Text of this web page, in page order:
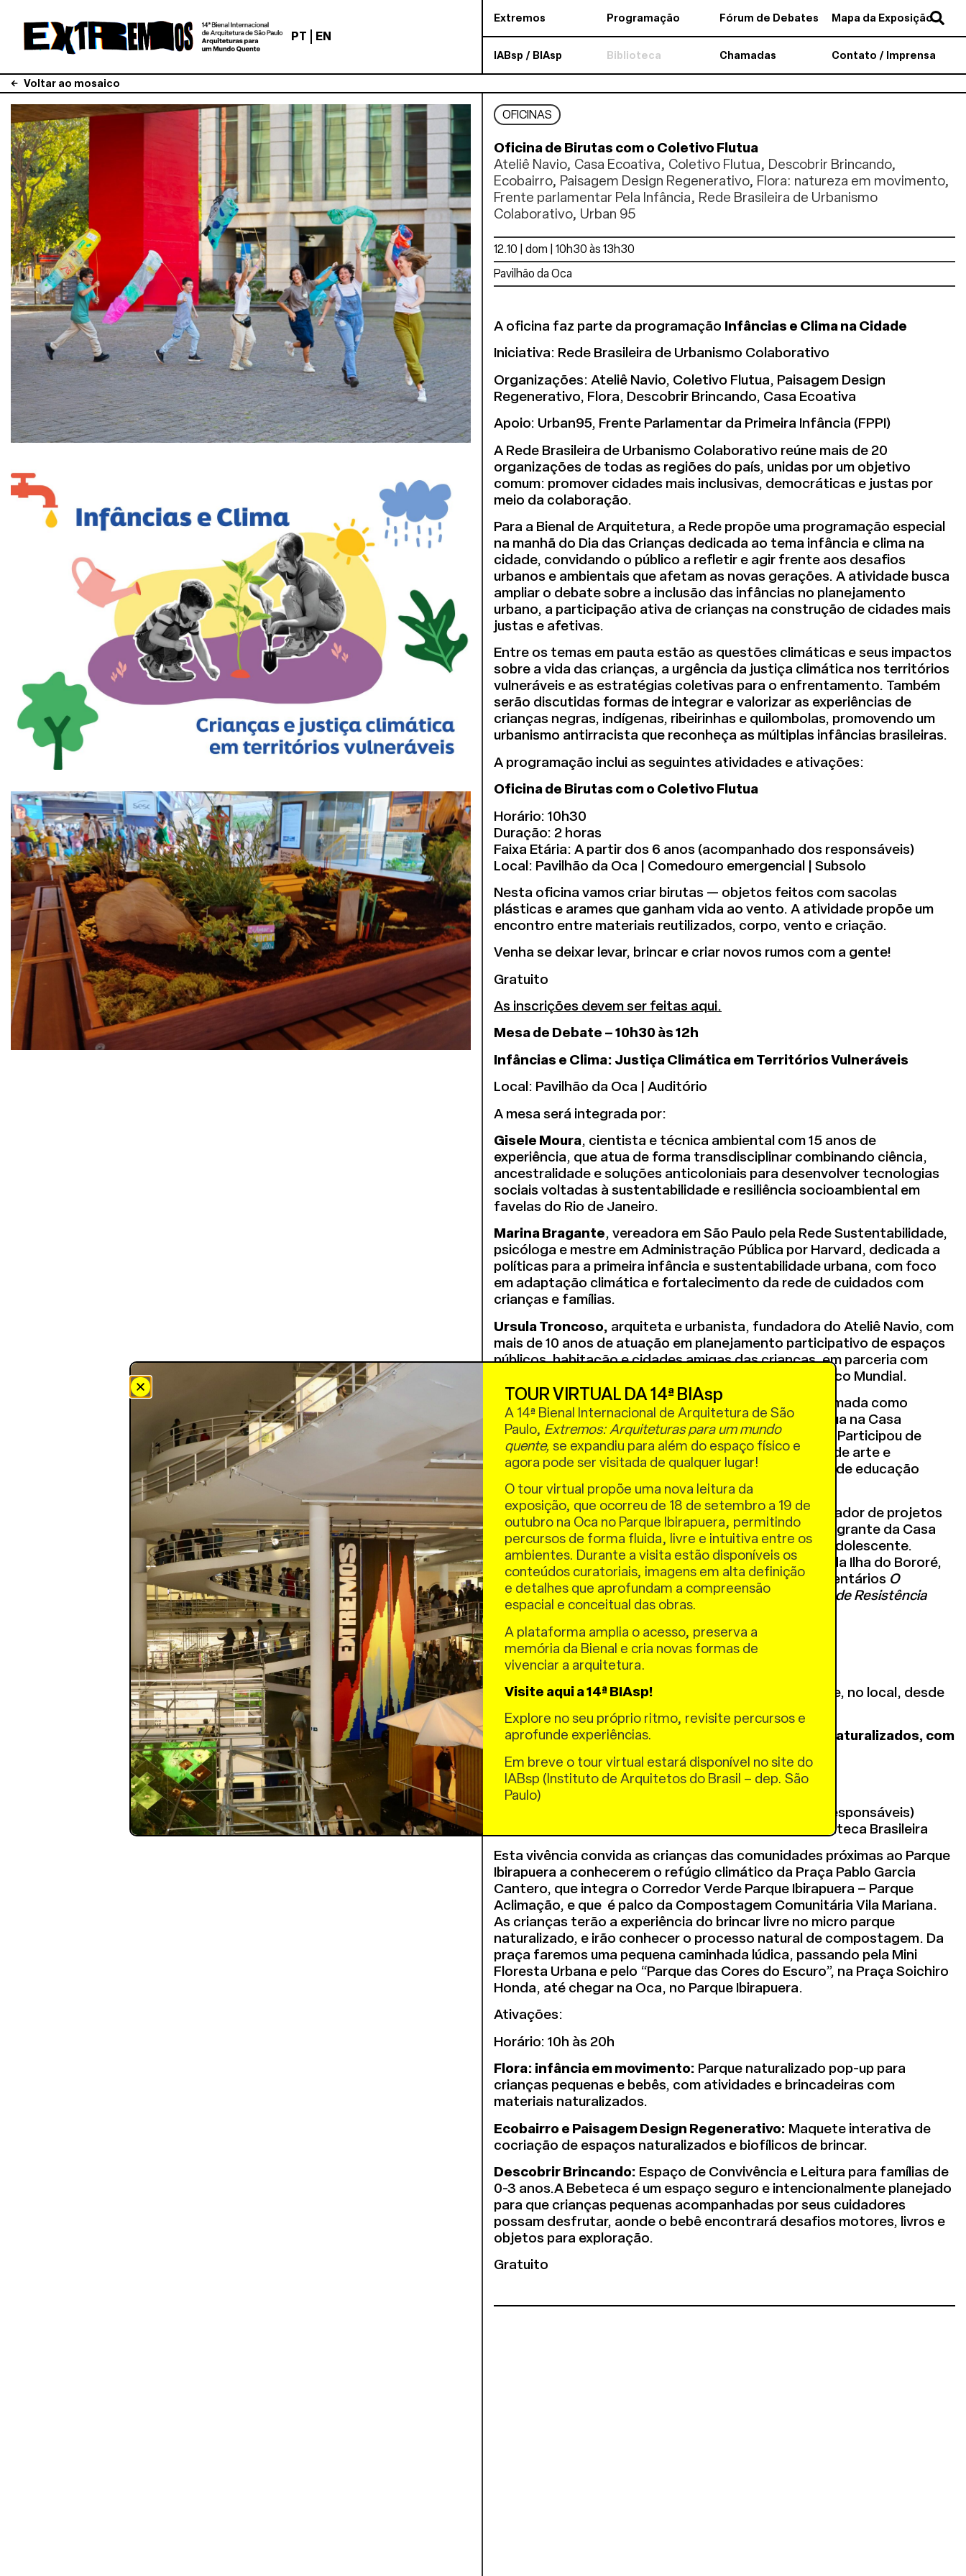
PT EN
Extremos Programação Fórum de Debates Mapa da Exposição
IABsp / BIAsp Biblioteca Chamadas Contato / Imprensa
Voltar ao mosaico
OFICINAS
Oficina de Birutas com o Coletivo Flutua
Ateliê Navio, Casa Ecoativa, Coletivo Flutua, Descobrir Brincando,
Ecobairro, Paisagem Design Regenerativo, Flora: natureza em movimento,
Frente parlamentar Pela Infância, Rede Brasileira de Urbanismo
Colaborativo, Urban 95
12.10 | dom | 10h30 às 13h30
Pavilhão da Oca
A oficina faz parte da programação Infâncias e Clima na Cidade
Iniciativa: Rede Brasileira de Urbanismo Colaborativo
Organizações: Ateliê Navio, Coletivo Flutua, Paisagem Design
Regenerativo, Flora, Descobrir Brincando, Casa Ecoativa
Apoio: Urban95, Frente Parlamentar da Primeira Infância (FPPI)
A Rede Brasileira de Urbanismo Colaborativo reúne mais de 20
organizações de todas as regiões do país, unidas por um objetivo
comum: promover cidades mais inclusivas, democráticas e justas por
meio da colaboração.
Para a Bienal de Arquitetura, a Rede propõe uma programação especial
na manhã do Dia das Crianças dedicada ao tema infância e clima na
cidade, convidando o público a refletir e agir frente aos desafios
urbanos e ambientais que afetam as novas gerações. A atividade busca
ampliar o debate sobre a inclusão das infâncias no planejamento
urbano, a participação ativa de crianças na construção de cidades mais
justas e afetivas.
Entre os temas em pauta estão as questões climáticas e seus impactos
sobre a vida das crianças, a urgência da justiça climática nos territórios
vulneráveis e as estratégias coletivas para o enfrentamento. Também
serão discutidas formas de integrar e valorizar as experiências de
crianças negras, indígenas, ribeirinhas e quilombolas, promovendo um
urbanismo antirracista que reconheça as múltiplas infâncias brasileiras.
A programação inclui as seguintes atividades e ativações:
Oficina de Birutas com o Coletivo Flutua
Horário: 10h30
Duração: 2 horas
Faixa Etária: A partir dos 6 anos (acompanhado dos responsáveis)
Local: Pavilhão da Oca | Comedouro emergencial | Subsolo
Nesta oficina vamos criar birutas — objetos feitos com sacolas
plásticas e arames que ganham vida ao vento. A atividade propõe um
encontro entre materiais reutilizados, corpo, vento e criação.
Venha se deixar levar, brincar e criar novos rumos com a gente!
Gratuito
As inscrições devem ser feitas aqui.
Mesa de Debate – 10h30 às 12h
Infâncias e Clima: Justiça Climática em Territórios Vulneráveis
Local: Pavilhão da Oca | Auditório
A mesa será integrada por:
Gisele Moura, cientista e técnica ambiental com 15 anos de
experiência, que atua de forma transdisciplinar combinando ciência,
ancestralidade e soluções anticoloniais para desenvolver tecnologias
sociais voltadas à sustentabilidade e resiliência socioambiental em
favelas do Rio de Janeiro.
Marina Bragante, vereadora em São Paulo pela Rede Sustentabilidade,
psicóloga e mestre em Administração Pública por Harvard, dedicada a
políticas para a primeira infância e sustentabilidade urbana, com foco
em adaptação climática e fortalecimento da rede de cuidados com
crianças e famílias.
Ursula Troncoso, arquiteta e urbanista, fundadora do Ateliê Navio, com
mais de 10 anos de atuação em planejamento participativo de espaços
públicos, habitação e cidades amigas das crianças, em parceria com
programas como o Urban95 Brasil e iniciativas do Banco Mundial.
Karoline Freire Dias , moradora da Ilha do Bororé. Formada como
agente cultural pelo Percurso Cultural, atualmente atua na Casa
Ecoativa é co-fundadora do coletivo Na Ilha Agência. Participou de
diversas formações e oficinas, como o NAEA (Núcleo de arte e
educação ambiental) com a FAUUSP, e uma formação de educação
ambiental juntamente com o Humanaterra.
Mediação:Jaison Pongiluppi Lara, gestor e coordenador de projetos
que integram cultura, educação e meio ambiente. Integrante da Casa
Ecoativa e gerente do CCA – Centro para Criança e Adolescente.
Articula o projeto Adrião Escola Aberta e o Memorial da Ilha do Bororé,
com sua trajetória de ativismo registrada nos documentários O
Tamanho que o Planeta é(Instituto Alana) eItinerários de Resistência
(SESC SP).
Gratuito
As inscrições devem ser feitas aqui.
As inscrições estarão abertas até o início da atividade, no local, desde
que haja vagas disponíveis.
Vivência: Refúgios Climáticos e Espaços Públicos Naturalizados, com
Horário: 10 horas
Duração: 2 horas
Faixa Etária: A partir dos 6 anos (acompanhado dos responsáveis)
Local: Praça Pablo Garcia Cantero, ao lado da Cinemateca Brasileira
Esta vivência convida as crianças das comunidades próximas ao Parque
Ibirapuera a conhecerem o refúgio climático da Praça Pablo Garcia
Cantero, que integra o Corredor Verde Parque Ibirapuera – Parque
Aclimação, e que é palco da Compostagem Comunitária Vila Mariana.
As crianças terão a experiência do brincar livre no micro parque
naturalizado, e irão conhecer o processo natural de compostagem. Da
praça faremos uma pequena caminhada lúdica, passando pela Mini
Floresta Urbana e pelo “Parque das Cores do Escuro”, na Praça Soichiro
Honda, até chegar na Oca, no Parque Ibirapuera.
Ativações:
Horário: 10h às 20h
Flora: infância em movimento: Parque naturalizado pop-up para
crianças pequenas e bebês, com atividades e brincadeiras com
materiais naturalizados.
Ecobairro e Paisagem Design Regenerativo: Maquete interativa de
cocriação de espaços naturalizados e biofílicos de brincar.
Descobrir Brincando: Espaço de Convivência e Leitura para famílias de
0-3 anos.A Bebeteca é um espaço seguro e intencionalmente planejado
para que crianças pequenas acompanhadas por seus cuidadores
possam desfrutar, aonde o bebê encontrará desafios motores, livros e
objetos para exploração.
Gratuito
TOUR VIRTUAL DA 14ª BIAsp
A 14ª Bienal Internacional de Arquitetura de São
Paulo, Extremos: Arquiteturas para um mundo
quente, se expandiu para além do espaço físico e
agora pode ser visitada de qualquer lugar!
O tour virtual propõe uma nova leitura da
exposição, que ocorreu de 18 de setembro a 19 de
outubro na Oca no Parque Ibirapuera, permitindo
percursos de forma fluida, livre e intuitiva entre os
ambientes. Durante a visita estão disponíveis os
conteúdos curatoriais, imagens em alta definição
e detalhes que aprofundam a compreensão
espacial e conceitual das obras.
A plataforma amplia o acesso, preserva a
memória da Bienal e cria novas formas de
vivenciar a arquitetura.
Visite aqui a 14ª BIAsp!
Explore no seu próprio ritmo, revisite percursos e
aprofunde experiências.
Em breve o tour virtual estará disponível no site do
IABsp (Instituto de Arquitetos do Brasil – dep. São
Paulo)